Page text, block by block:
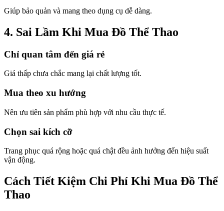
Giúp bảo quản và mang theo dụng cụ dễ dàng.
4. Sai Lầm Khi Mua Đồ Thể Thao
Chỉ quan tâm đến giá rẻ
Giá thấp chưa chắc mang lại chất lượng tốt.
Mua theo xu hướng
Nên ưu tiên sản phẩm phù hợp với nhu cầu thực tế.
Chọn sai kích cỡ
Trang phục quá rộng hoặc quá chật đều ảnh hưởng đến hiệu suất
vận động.
Cách Tiết Kiệm Chi Phí Khi Mua Đồ Thể
Thao